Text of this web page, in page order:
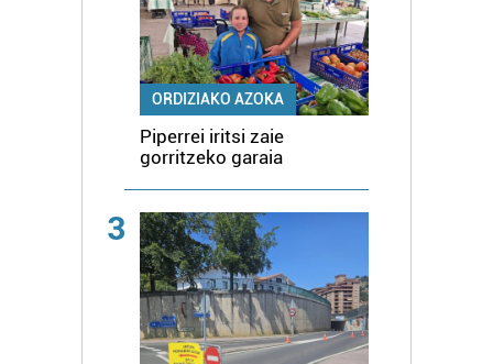
ORDIZIAKO AZOKA
Piperrei iritsi zaie
gorritzeko garaia
3